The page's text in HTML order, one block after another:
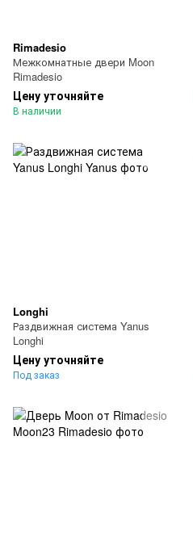
Rimadesio
Межкомнатные двери Moon
Rimadesio
Цену уточняйте
В наличии
Longhi
Раздвижная система Yanus
Longhi
Цену уточняйте
Под заказ